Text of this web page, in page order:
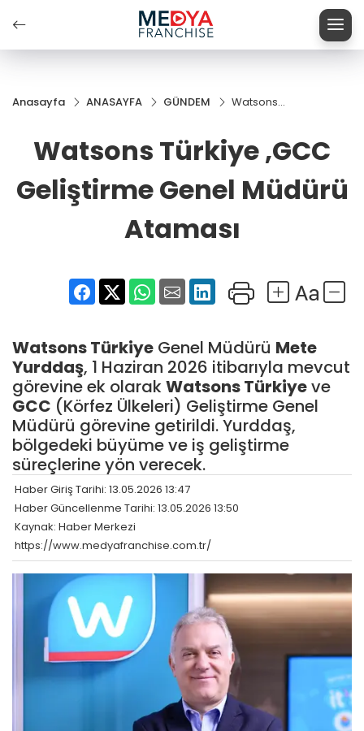
Anasayfa ANASAYFA GÜNDEM
Watsons
Geliştirme
Genel
Müdürü
Ataması
Watsons Türkiye ,GCC
Geliştirme Genel Müdürü
Ataması
Watsons Türkiye Genel Müdürü Mete
Yurddaş, 1 Haziran 2026 itibarıyla mevcut
görevine ek olarakWatsons Türkiyeve
GCC (Körfez Ülkeleri) Geliştirme Genel
Müdürü görevine getirildi. Yurddaş,
bölgedeki büyüme ve iş geliştirme
süreçlerine yön verecek.
Haber Giriş Tarihi: 13.05.2026 13:47
Haber Güncellenme Tarihi: 13.05.2026 13:50
Kaynak: Haber Merkezi
https://www.medyafranchise.com.tr/